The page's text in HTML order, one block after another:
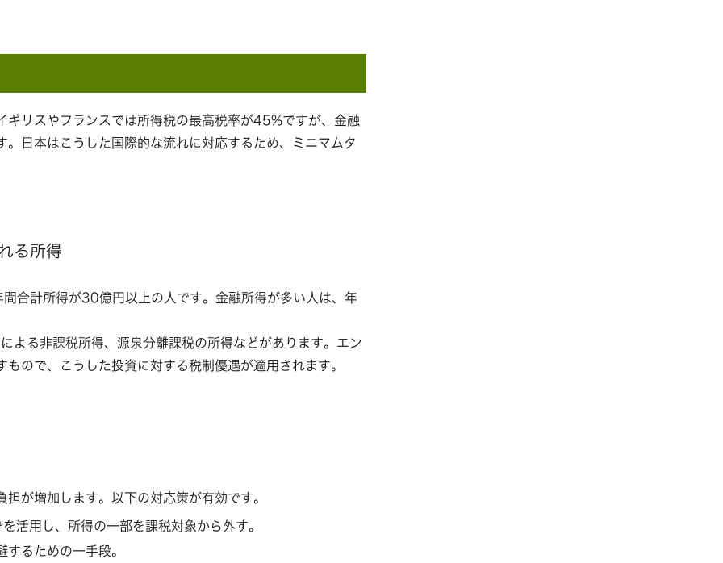
ギリスやフランスでは所得税の最高税率が45%ですが、金融
日本はこうした国際的な流れに対応するため、ミニマムタ
る所得
合計所得が30億円以上の人です。金融所得が多い人は、年
よる非課税所得、源泉分離課税の所得などがあります。エン
ので、こうした投資に対する税制優遇が適用されます。
が増加します。以下の対応策が有効です。
活用し、所得の一部を課税対象から外す。
るための一手段。